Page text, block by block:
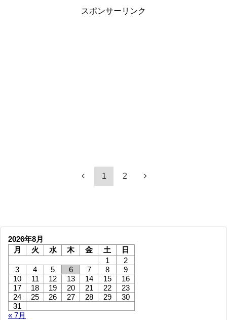
スポンサーリンク
1 2
2026年8月
月
火 水 木 金 土
日
1
2
3
4 5 6 7 8
9
10
11 12 13 14 15
16
17
18 19 20 21 22
23
24
25 26 27 28 29
30
31
« 7月